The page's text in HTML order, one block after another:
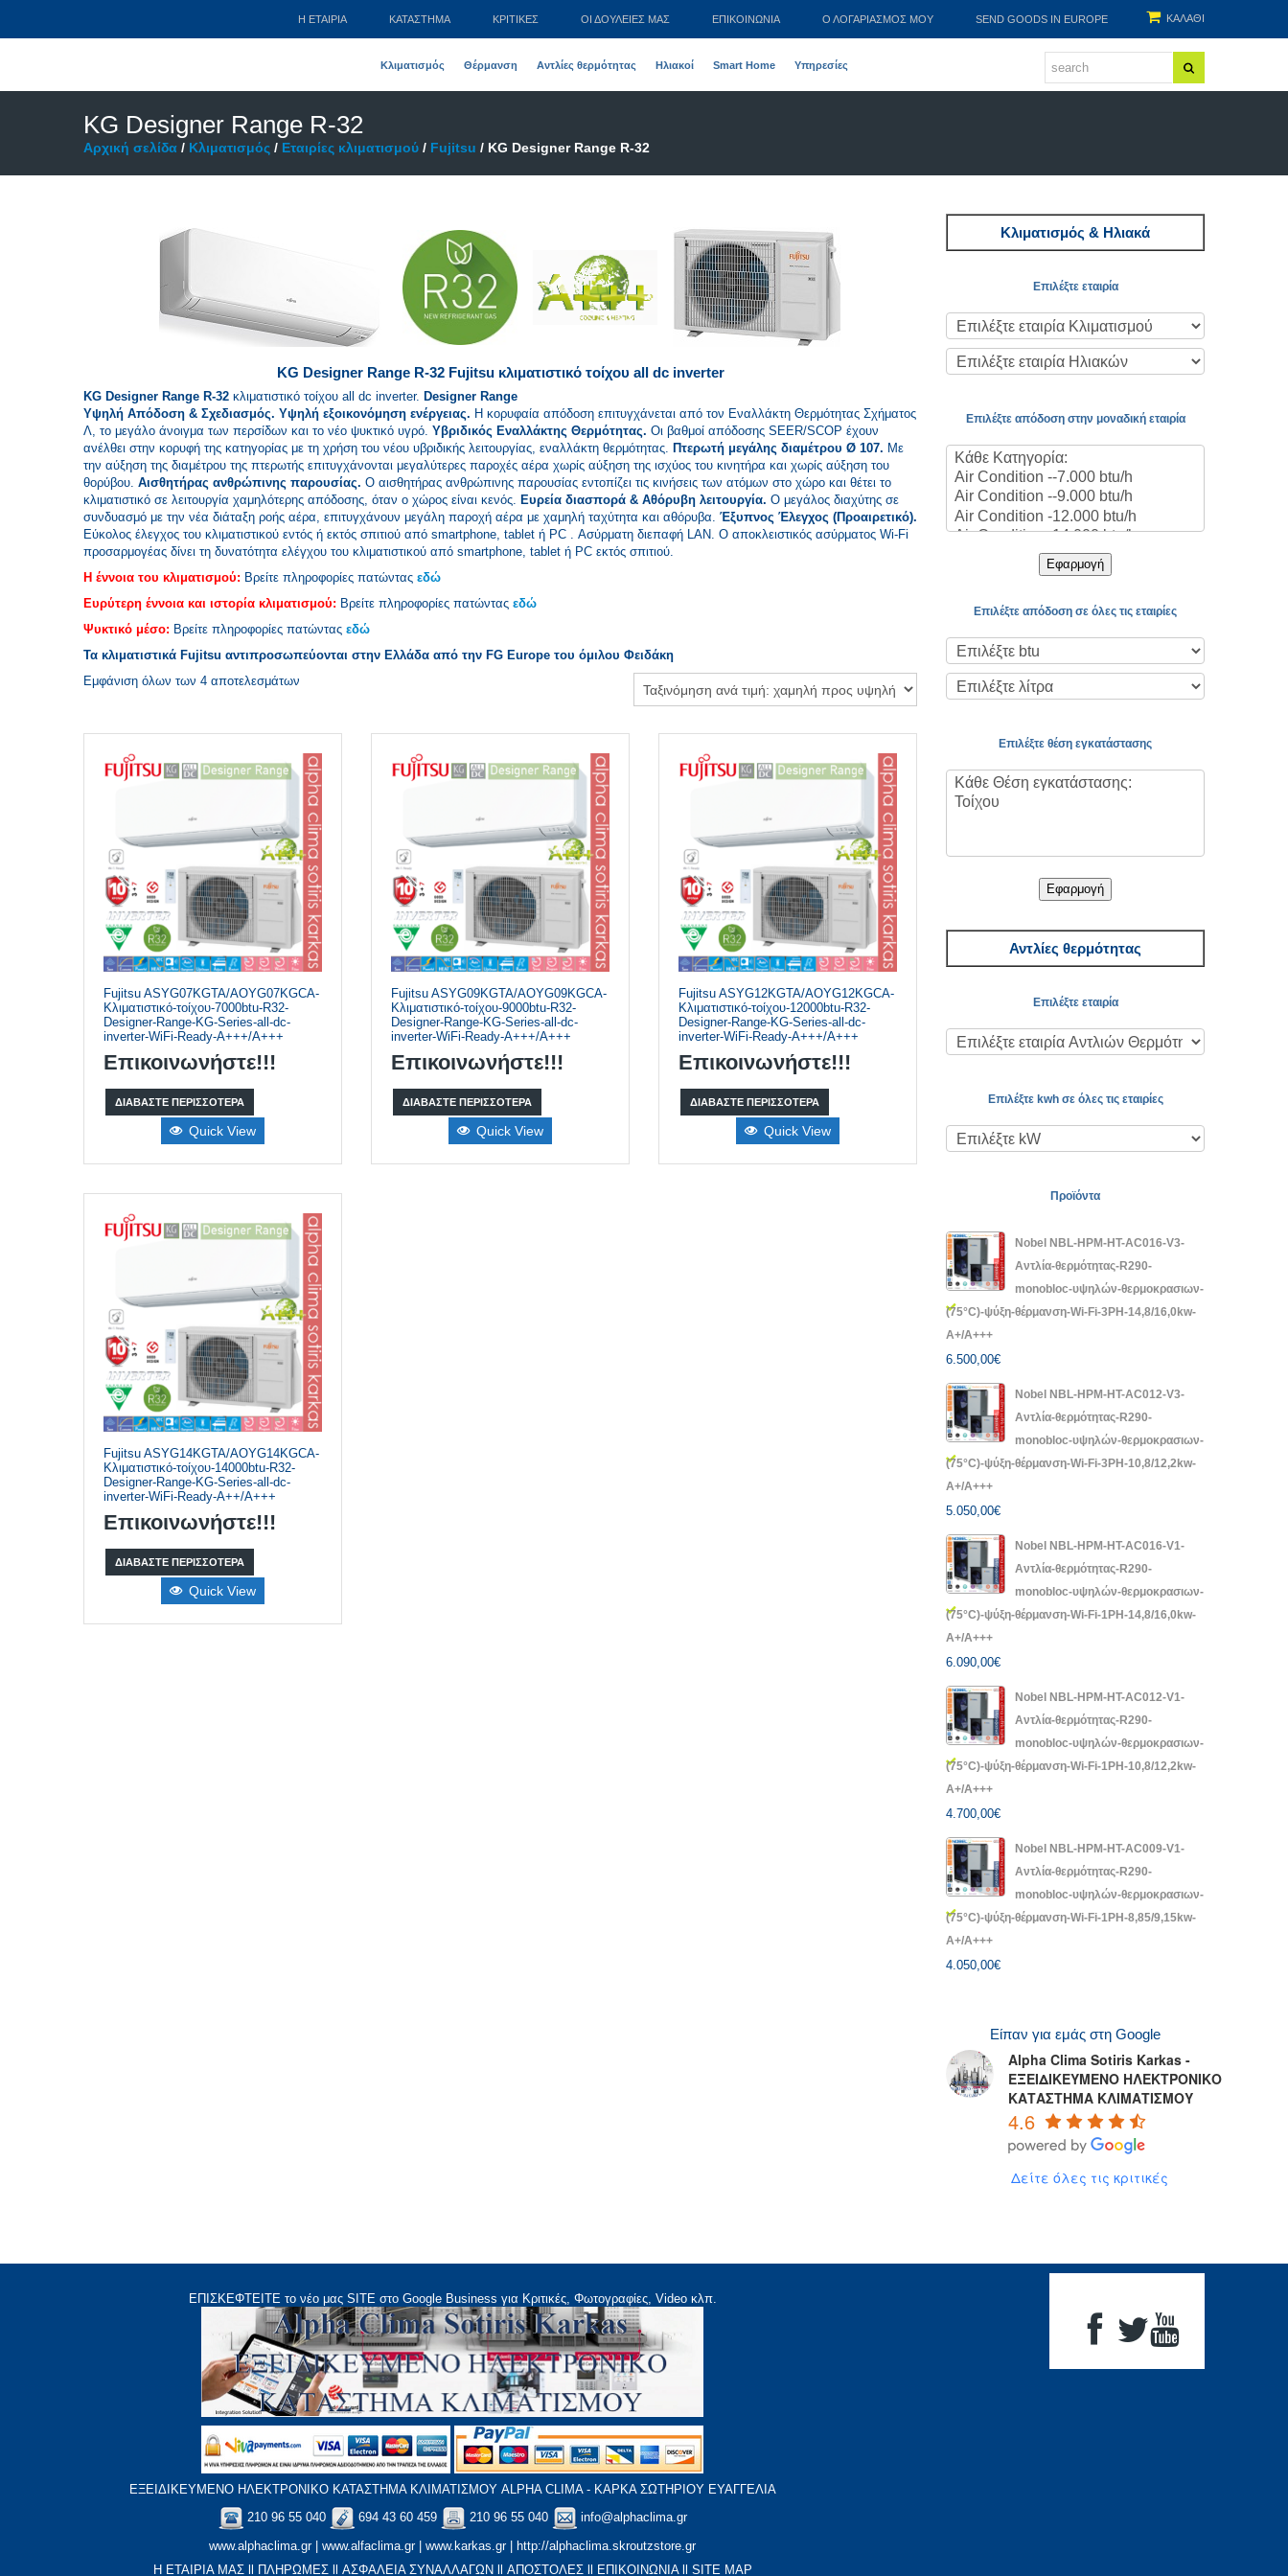
ΚΑΛΑΘΙ
Η ΕΤΑΙΡΊΑ ΚΑΤΆΣΤΗΜΑ ΚΡΙΤΙΚΕΣ ΟΙ ΔΟΥΛΕΙΈΣ ΜΑΣ ΕΠΙΚΟΙΝΩΝΊΑ Ο ΛΟΓΑΡΙΑΣΜΌΣ ΜΟΥ SEND GOODS IN EUROPE
Κλιματισμός Θέρμανση Αντλίες θερμότητας Ηλιακοί Smart Home Υπηρεσίες
KG Designer Range R-32
Αρχική σελίδα / Κλιματισμός / Εταιρίες κλιματισμού / Fujitsu / KG Designer Range R-32
KG Designer Range R-32 Fujitsu κλιματιστικό τοίχου all dc inverter
KG Designer Range R-32 κλιματιστικό τοίχου all dc inverter. Designer Range
Υψηλή Απόδοση & Σχεδιασμός. Υψηλή εξοικονόμηση ενέργειας. Η κορυφαία απόδοση επιτυγχάνεται από τον Εναλλάκτη Θερμότητας Σχήματος
Λ, το μεγάλο άνοιγμα των περσίδων και το νέο ψυκτικό υγρό. Υβριδικός Εναλλάκτης Θερμότητας. Οι βαθμοί απόδοσης SEER/SCOP έχουν
ανέλθει στην κορυφή της κατηγορίας με τη χρήση του νέου υβριδικής λειτουργίας, εναλλάκτη θερμότητας. Πτερωτή μεγάλης διαμέτρου Ø 107. Με
την αύξηση της διαμέτρου της πτερωτής επιτυγχάνονται μεγαλύτερες παροχές αέρα χωρίς αύξηση της ισχύος του κινητήρα και χωρίς αύξηση του
θορύβου. Αισθητήρας ανθρώπινης παρουσίας. Ο αισθητήρας ανθρώπινης παρουσίας εντοπίζει τις κινήσεις των ατόμων στο χώρο και θέτει το
κλιματιστικό σε λειτουργία χαμηλότερης απόδοσης, όταν ο χώρος είναι κενός. Ευρεία διασπορά & Αθόρυβη λειτουργία. Ο μεγάλος διαχύτης σε
συνδυασμό με την νέα διάταξη ροής αέρα, επιτυγχάνουν μεγάλη παροχή αέρα με χαμηλή ταχύτητα και αθόρυβα. Έξυπνος Έλεγχος (Προαιρετικό).
Εύκολος έλεγχος του κλιματιστικού εντός ή εκτός σπιτιού από smartphone, tablet ή PC . Ασύρματη διεπαφή LAN. Ο αποκλειστικός ασύρματος Wi-Fi
προσαρμογέας δίνει τη δυνατότητα ελέγχου του κλιματιστικού από smartphone, tablet ή PC εκτός σπιτιού.
Η έννοια του κλιματισμού: Βρείτε πληροφορίες πατώντας εδώ
Ευρύτερη έννοια και ιστορία κλιματισμού: Βρείτε πληροφορίες πατώντας εδώ
Ψυκτικό μέσο: Βρείτε πληροφορίες πατώντας εδώ
Τα κλιματιστικά Fujitsu αντιπροσωπεύονται στην Ελλάδα από την FG Europe του όμιλου Φειδάκη
Εμφάνιση όλων των 4 αποτελεσμάτων
Fujitsu ASYG07KGTA/AOYG07KGCA-
Κλιματιστικό-τοίχου-7000btu-R32-
Designer-Range-KG-Series-all-dc-
inverter-WiFi-Ready-A+++/A+++
Επικοινωνήστε!!!
ΔΙΑΒΆΣΤΕ ΠΕΡΙΣΣΌΤΕΡΑ
Quick View
Fujitsu ASYG09KGTA/AOYG09KGCA-
Κλιματιστικό-τοίχου-9000btu-R32-
Designer-Range-KG-Series-all-dc-
inverter-WiFi-Ready-A+++/A+++
Επικοινωνήστε!!!
ΔΙΑΒΆΣΤΕ ΠΕΡΙΣΣΌΤΕΡΑ
Quick View
Fujitsu ASYG12KGTA/AOYG12KGCA-
Κλιματιστικό-τοίχου-12000btu-R32-
Designer-Range-KG-Series-all-dc-
inverter-WiFi-Ready-A+++/A+++
Επικοινωνήστε!!!
ΔΙΑΒΆΣΤΕ ΠΕΡΙΣΣΌΤΕΡΑ
Quick View
Fujitsu ASYG14KGTA/AOYG14KGCA-
Κλιματιστικό-τοίχου-14000btu-R32-
Designer-Range-KG-Series-all-dc-
inverter-WiFi-Ready-A++/A+++
Επικοινωνήστε!!!
ΔΙΑΒΆΣΤΕ ΠΕΡΙΣΣΌΤΕΡΑ
Quick View
Κλιματισμός & Ηλιακά
Επιλέξτε εταιρία
Επιλέξτε απόδοση στην μοναδική εταιρία
Εφαρμογή
Επιλέξτε απόδοση σε όλες τις εταιρίες
Επιλέξτε θέση εγκατάστασης
Εφαρμογή
Αντλίες θερμότητας
Επιλέξτε εταιρία
Επιλέξτε kwh σε όλες τις εταιρίες
Προϊόντα
Nobel NBL-HPM-HT-AC016-V3-
Αντλία-θερμότητας-R290-
monobloc-υψηλών-θερμοκρασιων-
(75°C)-ψύξη-θέρμανση-Wi-Fi-3PH-14,8/16,0kw-
A+/A+++
6.500,00€
Nobel NBL-HPM-HT-AC012-V3-
Αντλία-θερμότητας-R290-
monobloc-υψηλών-θερμοκρασιων-
(75°C)-ψύξη-θέρμανση-Wi-Fi-3PH-10,8/12,2kw-
A+/A+++
5.050,00€
Nobel NBL-HPM-HT-AC016-V1-
Αντλία-θερμότητας-R290-
monobloc-υψηλών-θερμοκρασιων-
(75°C)-ψύξη-θέρμανση-Wi-Fi-1PH-14,8/16,0kw-
A+/A+++
6.090,00€
Nobel NBL-HPM-HT-AC012-V1-
Αντλία-θερμότητας-R290-
monobloc-υψηλών-θερμοκρασιων-
(75°C)-ψύξη-θέρμανση-Wi-Fi-1PH-10,8/12,2kw-
A+/A+++
4.700,00€
Nobel NBL-HPM-HT-AC009-V1-
Αντλία-θερμότητας-R290-
monobloc-υψηλών-θερμοκρασιων-
(75°C)-ψύξη-θέρμανση-Wi-Fi-1PH-8,85/9,15kw-
A+/A+++
4.050,00€
Είπαν για εμάς στη Google
Alpha Clima Sotiris Karkas -
ΕΞΕΙΔΙΚΕΥΜΕΝΟ ΗΛΕΚΤΡΟΝΙΚΟ
ΚΑΤΑΣΤΗΜΑ ΚΛΙΜΑΤΙΣΜΟΥ
4.6
Δείτε όλες τις κριτικές
ΕΠΙΣΚΕΦΤΕΙΤΕ το νέο μας SITE στο Google Business για Κριτικές, Φωτογραφίες, Video κλπ.
ΕΞΕΙΔΙΚΕΥΜΕΝΟ ΗΛΕΚΤΡΟΝΙΚΟ ΚΑΤΑΣΤΗΜΑ ΚΛΙΜΑΤΙΣΜΟΥ ALPHA CLIMA - ΚΑΡΚΑ ΣΩΤΗΡΙΟΥ ΕΥΑΓΓΕΛΙΑ
210 96 55 040
694 43 60 459 210 96 55 040 info@alphaclima.gr
www.alphaclima.gr| www.alfaclima.gr| www.karkas.gr|
http://alphaclima.skroutzstore.gr
Η ΕΤΑΙΡΙΑ ΜΑΣ
ΠΛΗΡΩΜΕΣ ΑΣΦΑΛΕΙΑ ΣΥΝΑΛΛΑΓΩΝ ΑΠΟΣΤΟΛΕΣ ΕΠΙΚΟΙΝΩΝΙΑ SITE MAP